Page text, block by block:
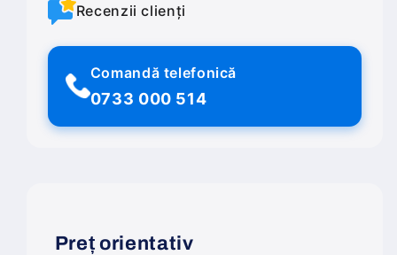
Recenzii clienți
Comandă telefonică
0733 000 514
Preț orientativ